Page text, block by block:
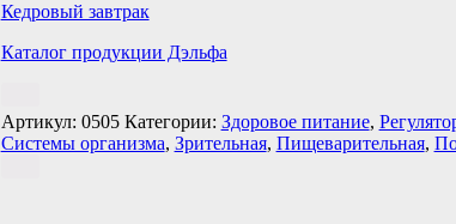
Кедровый завтрак
Каталог продукции Дэльфа
Артикул: 0505 Категории: Здоровое питание,
Системы организма, Зрительная, Пищеварительная,